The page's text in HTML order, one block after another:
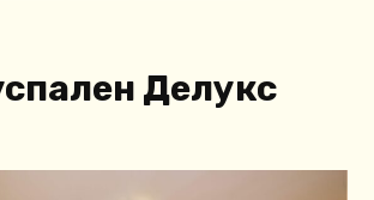
Делукс